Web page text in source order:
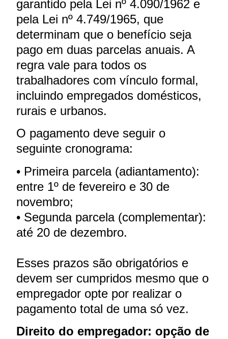
garantido pela Lei nº 4.090/1962 e
pela Lei nº 4.749/1965, que
determinam que o benefício seja
pago em duas parcelas anuais. A
regra vale para todos os
trabalhadores com vínculo formal,
incluindo empregados domésticos,
rurais e urbanos.
O pagamento deve seguir o
seguinte cronograma:
• Primeira parcela (adiantamento):
entre 1º de fevereiro e 30 de
novembro;
• Segunda parcela (complementar):
até 20 de dezembro.
Esses prazos são obrigatórios e
devem ser cumpridos mesmo que o
empregador opte por realizar o
pagamento total de uma só vez.
Direito do empregador: opção de